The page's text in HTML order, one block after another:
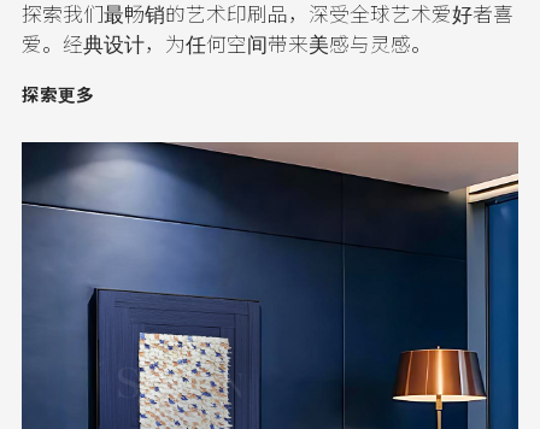
探索我们最畅销的艺术印刷品，深受全球艺术爱好者喜
爱。经典设计，为任何空间带来美感与灵感。
探索更多